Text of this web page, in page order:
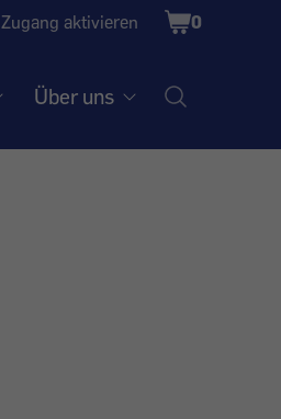
Zugang aktivieren
Shopping
Cart
0
Über uns